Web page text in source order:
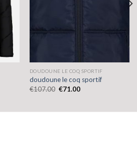
DOUDOUNE LE COQ SPORTIF
doudoune le coq sportif
€107.00 €71.00